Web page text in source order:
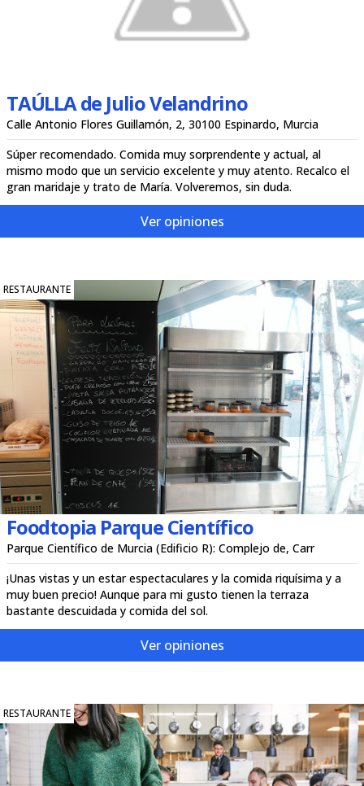
TAÚLLA de Julio Velandrino
Calle Antonio Flores Guillamón, 2, 30100 Espinardo, Murcia
Súper recomendado. Comida muy sorprendente y actual, al
mismo modo que un servicio excelente y muy atento. Recalco el
gran maridaje y trato de María. Volveremos, sin duda.
Ver opiniones
RESTAURANTE
Foodtopia Parque Científico
Parque Científico de Murcia (Edificio R): Complejo de, Carr
¡Unas vistas y un estar espectaculares y la comida riquísima y a
muy buen precio! Aunque para mi gusto tienen la terraza
bastante descuidada y comida del sol.
Ver opiniones
RESTAURANTE